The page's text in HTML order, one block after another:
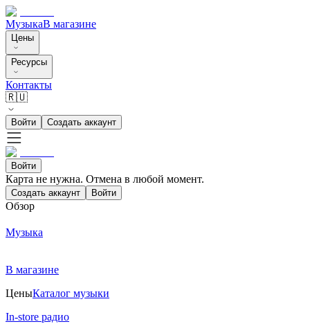
МузыкаВ магазине
Цены
Ресурсы
Контакты
🇷🇺
Войти Создать аккаунт
Войти
Карта не нужна. Отмена в любой момент.
Создать аккаунт Войти
Обзор
Музыка
В магазине
ЦеныКаталог музыки
In-store радио